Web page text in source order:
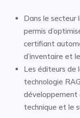
Dans le secteur
permis
certifiant
d’inventaire et
Les éditeurs de
technologie
développement
technique et le